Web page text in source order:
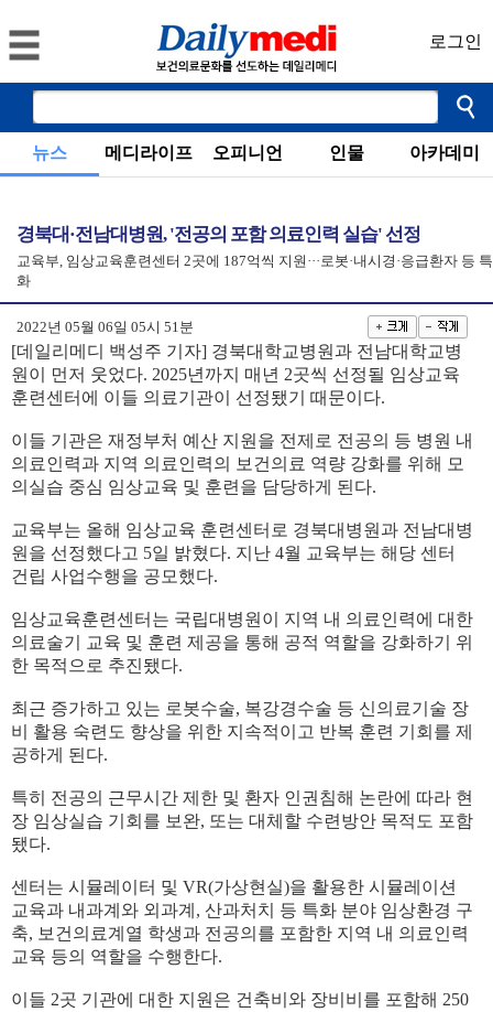
로그인
뉴스 메디라이프 오피니언 인물 아카데미
경북대·전남대병원, '전공의 포함 의료인력 실습' 선정
교육부, 임상교육훈련센터 2곳에 187억씩 지원···로봇·내시경·응급환자 등 특
화
2022년 05월 06일 05시 51분
[데일리메디 백성주 기자] 경북대학교병원과 전남대학교병
원이 먼저 웃었다. 2025년까지 매년 2곳씩 선정될 임상교육
훈련센터에 이들 의료기관이 선정됐기 때문이다.
이들 기관은 재정부처 예산 지원을 전제로 전공의 등 병원 내
의료인력과 지역 의료인력의 보건의료 역량 강화를 위해 모
의실습 중심 임상교육 및 훈련을 담당하게 된다.
교육부는 올해 임상교육 훈련센터로 경북대병원과 전남대병
원을 선정했다고 5일 밝혔다. 지난 4월 교육부는 해당 센터
건립 사업수행을 공모했다.
임상교육훈련센터는 국립대병원이 지역 내 의료인력에 대한
의료술기 교육 및 훈련 제공을 통해 공적 역할을 강화하기 위
한 목적으로 추진됐다.
최근 증가하고 있는 로봇수술, 복강경수술 등 신의료기술 장
비 활용 숙련도 향상을 위한 지속적이고 반복 훈련 기회를 제
공하게 된다.
특히 전공의 근무시간 제한 및 환자 인권침해 논란에 따라 현
장 임상실습 기회를 보완, 또는 대체할 수련방안 목적도 포함
됐다.
센터는 시뮬레이터 및 VR(가상현실)을 활용한 시뮬레이션
교육과 내과계와 외과계, 산과처치 등 특화 분야 임상환경 구
축, 보건의료계열 학생과 전공의를 포함한 지역 내 의료인력
교육 등의 역할을 수행한다.
이들 2곳 기관에 대한 지원은 건축비와 장비비를 포함해 250